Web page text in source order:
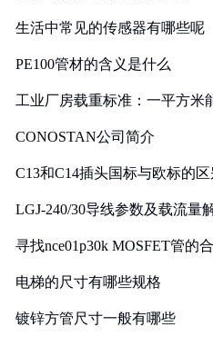
生活中常见的传感器有哪些呢
PE100管材的含义是什么
工业厂房载重标准：一平方米
CONOSTAN公司简介
C13和C14插头国标与欧标的
LGJ-240/30导线参数及载流量
寻找nce01p30k MOSFET管的
电梯的尺寸有哪些规格
镀锌方管尺寸一般有哪些